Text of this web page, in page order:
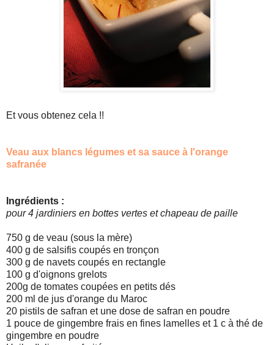
Et vous obtenez cela !!
Veau aux blancs légumes et sa sauce à l'orange
safranée
Ingrédients :
pour 4 jardiniers en bottes vertes et chapeau de paille
750 g de veau (sous la mère)
400 g de salsifis coupés en tronçon
300 g de navets coupés en rectangle
100 g d'oignons grelots
200g de tomates coupées en petits dés
200 ml de jus d'orange du Maroc
20 pistils de safran et une dose de safran en poudre
1 pouce de gingembre frais en fines lamelles et 1 c à thé de
gingembre en poudre